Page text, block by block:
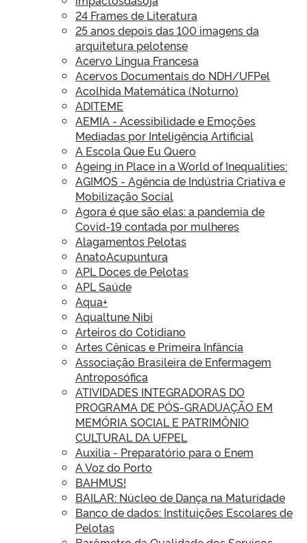
24 Frames de Literatura
25 anos depois das 100 imagens da
arquitetura pelotense
Acervo Língua Francesa
Acervos Documentais do NDH/UFPel
Acolhida Matemática (Noturno)
ADITEME
AEMIA - Acessibilidade e Emoções
Mediadas por Inteligência Artificial
A Escola Que Eu Quero
Ageing in Place in a World of Inequalities:
AGIMOS - Agência de Indústria Criativa e
Mobilização Social
Agora é que são elas: a pandemia de
Covid-19 contada por mulheres
Alagamentos Pelotas
AnatoAcupuntura
APL Doces de Pelotas
APL Saúde
Aqua+
Aqualtune Nibi
Arteiros do Cotidiano
Artes Cênicas e Primeira Infância
Associação Brasileira de Enfermagem
Antroposófica
ATIVIDADES INTEGRADORAS DO
PROGRAMA DE PÓS-GRADUAÇÃO EM
MEMÓRIA SOCIAL E PATRIMÔNIO
CULTURAL DA UFPEL
Auxilia - Preparatório para o Enem
A Voz do Porto
BAHMUS!
BAILAR: Núcleo de Dança na Maturidade
Banco de dados: Instituições Escolares de
Pelotas